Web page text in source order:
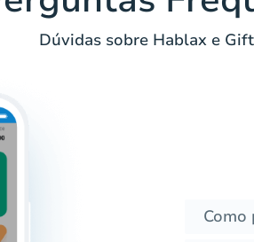
Dúvidas sobre Hablax e
Como